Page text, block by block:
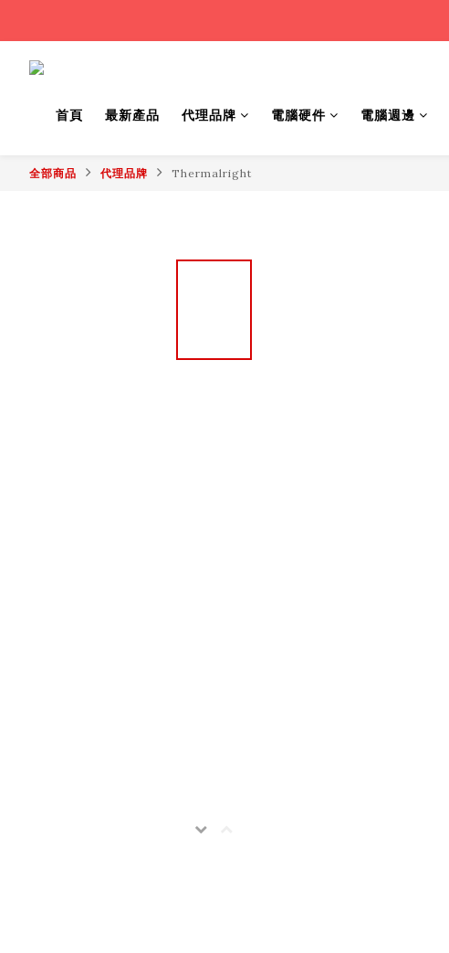
首頁 最新產品 代理品牌 電腦硬件 電腦週邊
全部商品 代理品牌 Thermalright